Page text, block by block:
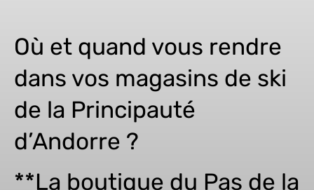
Où et quand vous rendre
dans vos magasins de ski
de la Principauté
d’Andorre ?
**La boutique du Pas de la